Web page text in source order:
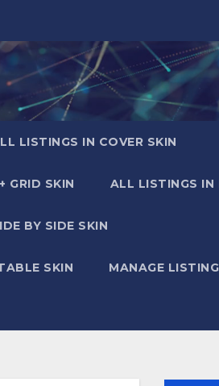
LISTINGS IN COVER SKIN
GRID SKIN ALL LISTINGS IN
BY SIDE SKIN
SKIN MANAGE